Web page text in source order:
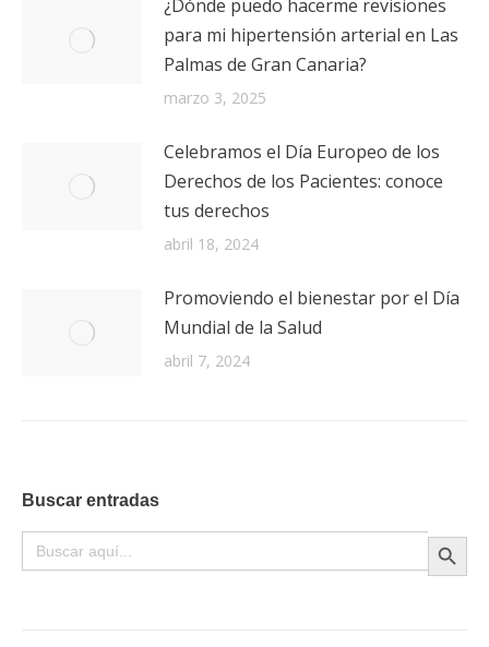
¿Dónde puedo hacerme revisiones
para mi hipertensión arterial en Las
Palmas de Gran Canaria?
marzo 3, 2025
Celebramos el Día Europeo de los
Derechos de los Pacientes: conoce
tus derechos
abril 18, 2024
Promoviendo el bienestar por el Día
Mundial de la Salud
abril 7, 2024
Buscar entradas
Buscar: Botón de